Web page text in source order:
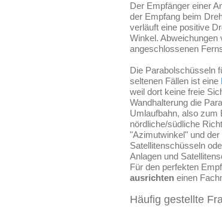
Der Empfänger einer
der Empfang beim
verläuft eine positive
Winkel. Abweichungen
angeschlossenen
Die Parabolschüsseln
seltenen Fällen ist eine
weil dort keine freie
Wandhalterung die
Umlaufbahn, also zum
nördliche/südliche
"Azimutwinkel" und
Satellitenschüsseln
Anlagen und
Für den perfekten
ausrichten einen
Häufig gestellte